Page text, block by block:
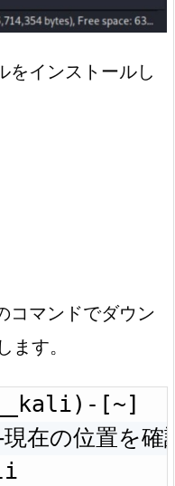
をインストールし
コマンドでダウン
ます。
[~]
在の位置を確